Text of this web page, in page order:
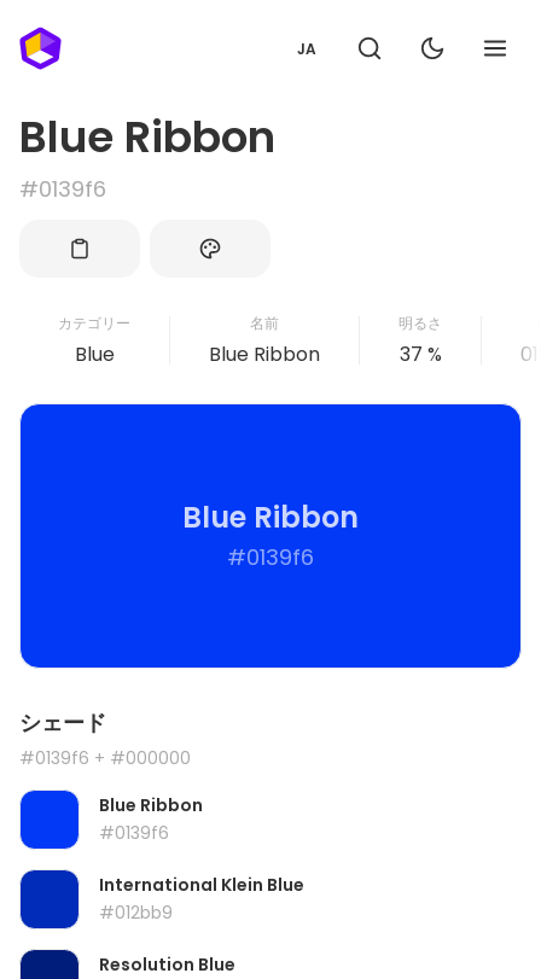
JA
Blue Ribbon
#0139f6
カテゴリー
Blue
名前
Blue Ribbon
明るさ
37 %
Blue Ribbon
#0139f6
シェード
#0139f6 + #000000
Blue Ribbon
#0139f6
International Klein Blue
#012bb9
Resolution Blue